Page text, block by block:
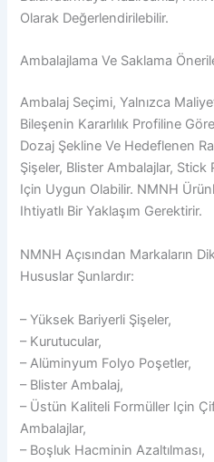
Olarak Değerlendirilebilir.
Ambalajlama Ve Saklama
Ambalaj Seçimi, Yalnızca
Bileşenin Kararlılık Profiline
Dozaj Şekline Ve Hedeflenen
Şişeler, Blister Ambalajlar,
Için Uygun Olabilir. NMNH
Ihtiyatlı Bir Yaklaşım Gerektirir.
NMNH Açısından Markaların
Hususlar Şunlardır:
– Yüksek Bariyerli Şişeler,
– Kurutucular,
– Alüminyum Folyo Poşetler,
– Blister Ambalaj,
– Üstün Kaliteli Formüller Için
Ambalajlar,
– Boşluk Hacminin Azaltılması,